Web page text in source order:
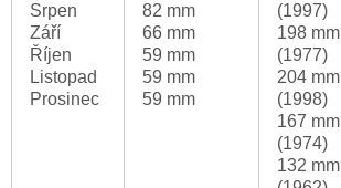
Srpen
Září
Říjen
Listopad
Prosinec
82 mm
66 mm
59 mm
59 mm
59 mm
(1997)
198 mm
(1977)
204 mm
(1998)
167 mm
(1974)
132 mm